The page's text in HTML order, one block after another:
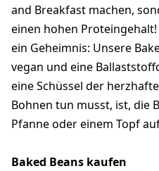
and Breakfast machen,
einen hohen
ein Geheimnis: Unsere
vegan und eine
eine Schüssel der
Bohnen tun musst, ist, die
Pfanne oder einem Topf
Baked Beans kaufen